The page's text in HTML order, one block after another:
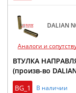
DALIAN
Аналоги и
ВТУЛКА
(произв-во
BG_1
В наличии